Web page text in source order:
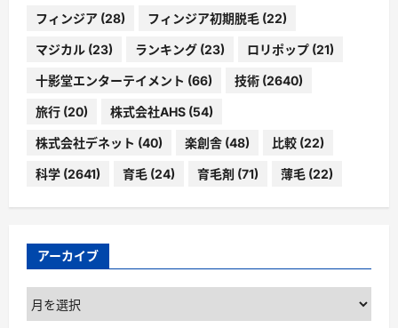
フィンジア (28) フィンジア初期脱毛 (22)
マジカル (23) ランキング (23) ロリポップ (21)
十影堂エンターテイメント (66) 技術 (2640)
旅行 (20) 株式会社AHS (54)
株式会社デネット (40) 楽創舎 (48) 比較 (22)
科学 (2641) 育毛 (24) 育毛剤 (71) 薄毛 (22)
アーカイブ
ア
ー